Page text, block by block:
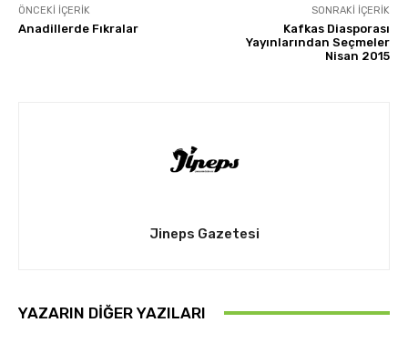
ÖNCEKI İÇERIK
Anadillerde Fıkralar
SONRAKI İÇERIK
Kafkas Diasporası
Yayınlarından Seçmeler
Nisan 2015
Jineps Gazetesi
YAZARIN DIĞER YAZILARI